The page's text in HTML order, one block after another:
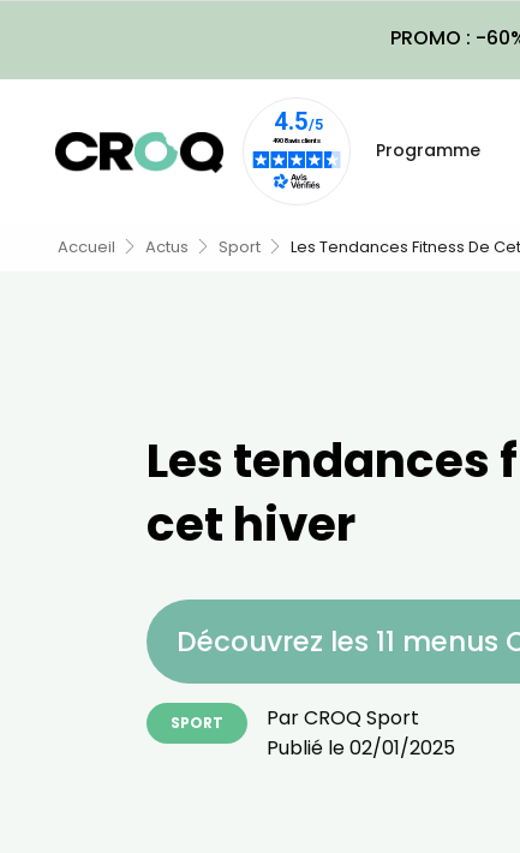
PROMO : -
Programme
Accueil Actus Sport Les Tendances Fitness De
Les tendances
cet hiver
Découvrez les 11 menus
SPORT ParCROQ Sport
Publié le02/01/2025